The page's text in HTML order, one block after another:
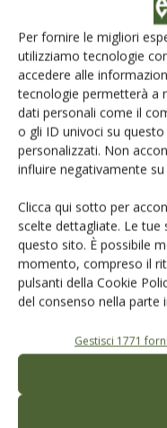
Per fornire le migliori
utilizziamo tecnologie
accedere alle
tecnologie permetterà a
dati personali come il
o gli ID univoci su
personalizzati. Non
influire negativamente
Clicca qui sotto per
scelte dettagliate. Le tue
questo sito. È possibile
momento, compreso il
pulsanti della Cookie
del consenso nella parte
Gestisci 1771
Iscriviti
© Tecniche Nuove Spa. Tutti i
imprese di Milano:
Registrazione Tribunale di
registrata presso il tribunale di
ROC "Poste italiane Spa - sped.
DCB Milano" Roc n. 24344 del